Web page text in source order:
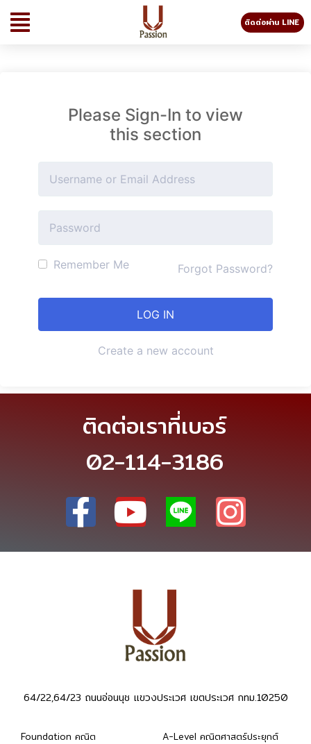
ติดต่อผ่าน LINE
Please Sign-In to view
this section
Remember Me Forgot Password?
Create a new account
ติดต่อเราที่เบอร์
02-114-3186
64/22,64/23 ถนนอ่อนนุช แขวงประเวศ เขตประเวศ กทม.10250
Foundation คณิต
A-Level คณิตศาสตร์ประยุกต์